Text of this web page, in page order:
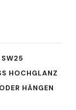
SW25
T
HÄNGEN